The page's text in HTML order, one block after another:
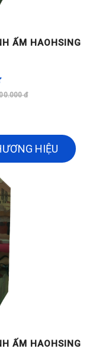
ẤM HAOHSING
đ
HIỆU
ẤM HAOHSING